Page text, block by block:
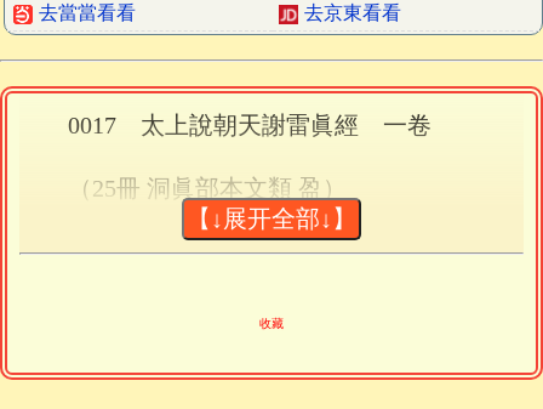
去當當看看
去京東看看
0017 太上說朝天謝雷眞經 一卷
（25冊 洞眞部本文類 盈）
此經爲宋、元時期之作，因經文提及“九天
化天尊玉樞寶經》及其《集註》，（均見
《道藏》洞眞部〉此神爲北宋末所尊奉之
【↓展开全部↓】
收藏